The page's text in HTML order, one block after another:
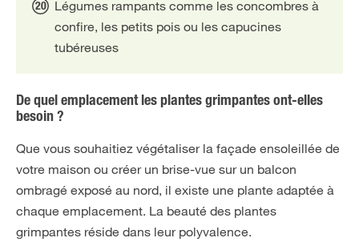
Légumes rampants comme les concombres à
confire, les petits pois ou les capucines
tubéreuses
De quel emplacement les plantes grimpantes ont-elles
besoin ?
Que vous souhaitiez végétaliser la façade ensoleillée de
votre maison ou créer un brise-vue sur un balcon
ombragé exposé au nord, il existe une plante adaptée à
chaque emplacement. La beauté des plantes
grimpantes réside dans leur polyvalence.